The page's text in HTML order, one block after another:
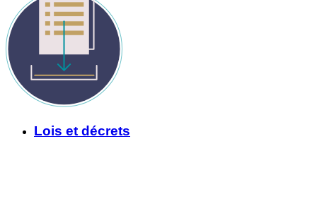
Lois et décrets